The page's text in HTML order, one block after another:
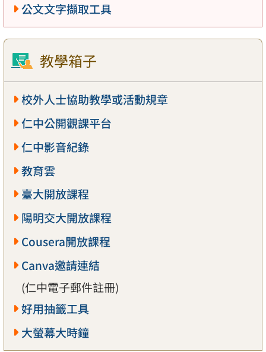
公文文字擷取工具
教學箱子
校外人士協助教學或活動規章
仁中公開觀課平台
仁中影音紀錄
教育雲
臺大開放課程
陽明交大開放課程
Cousera開放課程
Canva邀請連結
(仁中電子郵件註冊)
好用抽籤工具
大螢幕大時鐘